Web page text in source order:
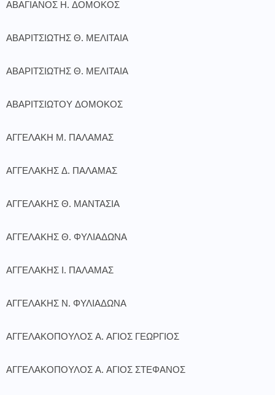
ΑΒΑΓΙΑΝΟΣ Η. ΔΟΜΟΚΟΣ
ΑΒΑΡΙΤΣΙΩΤΗΣ Θ. ΜΕΛΙΤΑΙΑ
ΑΒΑΡΙΤΣΙΩΤΗΣ Θ. ΜΕΛΙΤΑΙΑ
ΑΒΑΡΙΤΣΙΩΤΟΥ ΔΟΜΟΚΟΣ
ΑΓΓΕΛΑΚΗ Μ. ΠΑΛΑΜΑΣ
ΑΓΓΕΛΑΚΗΣ Δ. ΠΑΛΑΜΑΣ
ΑΓΓΕΛΑΚΗΣ Θ. ΜΑΝΤΑΣΙΑ
ΑΓΓΕΛΑΚΗΣ Θ. ΦΥΛΙΑΔΩΝΑ
ΑΓΓΕΛΑΚΗΣ Ι. ΠΑΛΑΜΑΣ
ΑΓΓΕΛΑΚΗΣ Ν. ΦΥΛΙΑΔΩΝΑ
ΑΓΓΕΛΑΚΟΠΟΥΛΟΣ Α. ΑΓΙΟΣ ΓΕΩΡΓΙΟΣ
ΑΓΓΕΛΑΚΟΠΟΥΛΟΣ Α. ΑΓΙΟΣ ΣΤΕΦΑΝΟΣ